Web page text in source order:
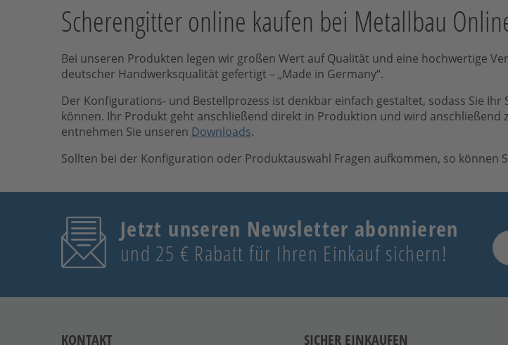
Scherengitter online kaufen bei Metallbau
Bei unseren Produkten legen wir großen Wert auf Qualität und eine hochwertige
deutscher Handwerksqualität gefertigt – „Made in Germany“.
Der Konfigurations- und Bestellprozess ist denkbar einfach gestaltet, sodass Sie
können. Ihr Produkt geht anschließend direkt in Produktion und wird anschließend
entnehmen Sie unseren Downloads.
Sollten bei der Konfiguration oder Produktauswahl Fragen aufkommen, so können
Jetzt unseren Newsletter abonnieren
und 25 € Rabatt für Ihren Einkauf sichern!
KONTAKT SICHER EINKAUFEN